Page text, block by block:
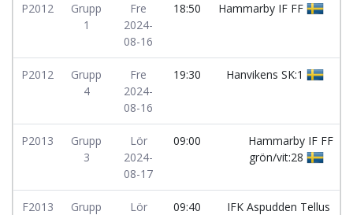
P2012
Grupp
1
Fre
2024-
08-16
18:50 Hammarby IF FF
P2012
Grupp
4
Fre
2024-
08-16
19:30 Hanvikens SK:1
P2013
Grupp
3
Lör
2024-
08-17
09:00
Hammarby IF FF
grön/vit:28
F2013
Grupp
Lör
09:40 IFK Aspudden Tellus